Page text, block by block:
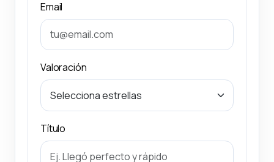
Email
Valoración
Título